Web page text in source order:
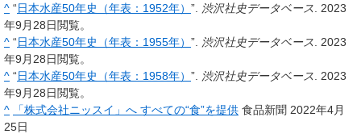
^ “日本水産50年史（年表：1952年） ”. 渋沢社史データベース . 2023
年9月28日閲覧。
^ “日本水産50年史（年表：1955年） ”. 渋沢社史データベース . 2023
年9月28日閲覧。
^ “日本水産50年史（年表：1958年） ”. 渋沢社史データベース . 2023
年9月28日閲覧。
^
「株式会社ニッスイ」へ すべての“食”を提供 食品新聞 2022年4月
25日